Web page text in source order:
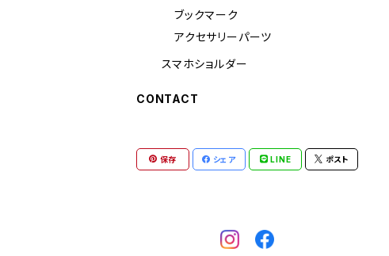
ブックマーク
アクセサリーパーツ
スマホショルダー
CONTACT
保存 シェア LINE ポスト